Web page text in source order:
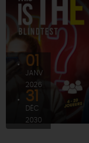
01
JANV
2026
31
DÉC
2030